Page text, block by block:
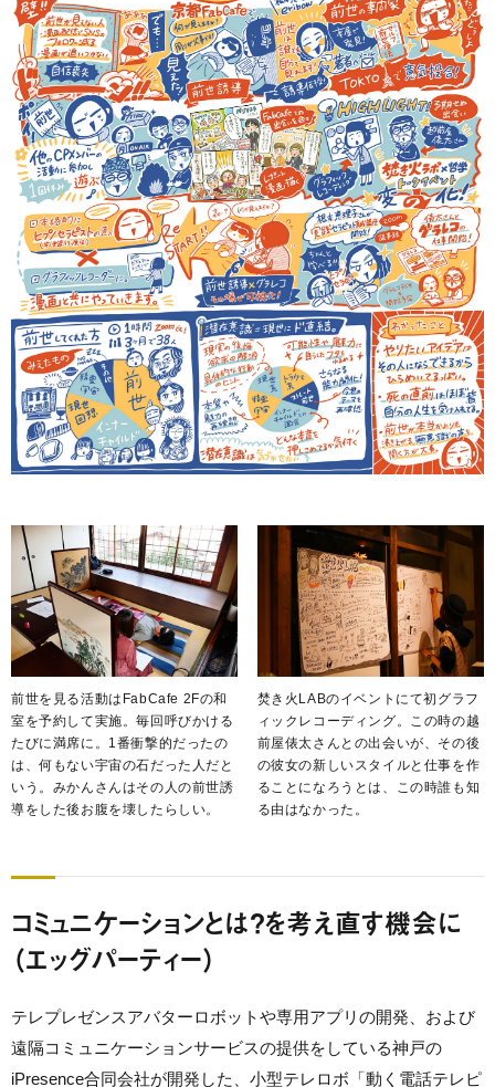
前世を見る活動はFabCafe 2Fの和
室を予約して実施。毎回呼びかける
たびに満席に。1番衝撃的だったの
は、何もない宇宙の石だった人だと
いう。みかんさんはその人の前世誘
導をした後お腹を壊したらしい。
焚き火LABのイベントにて初グラフ
ィックレコーディング。この時の越
前屋俵太さんとの出会いが、その後
の彼女の新しいスタイルと仕事を作
ることになろうとは、この時誰も知
る由はなかった。
コミュニケーションとは？を考え直す機会に
（エッグパーティー）
テレプレゼンスアバターロボットや専用アプリの開発、および
遠隔コミュニケーションサービスの提供をしている神戸の
iPresence合同会社が開発した、小型テレロボ「動く電話テレピ